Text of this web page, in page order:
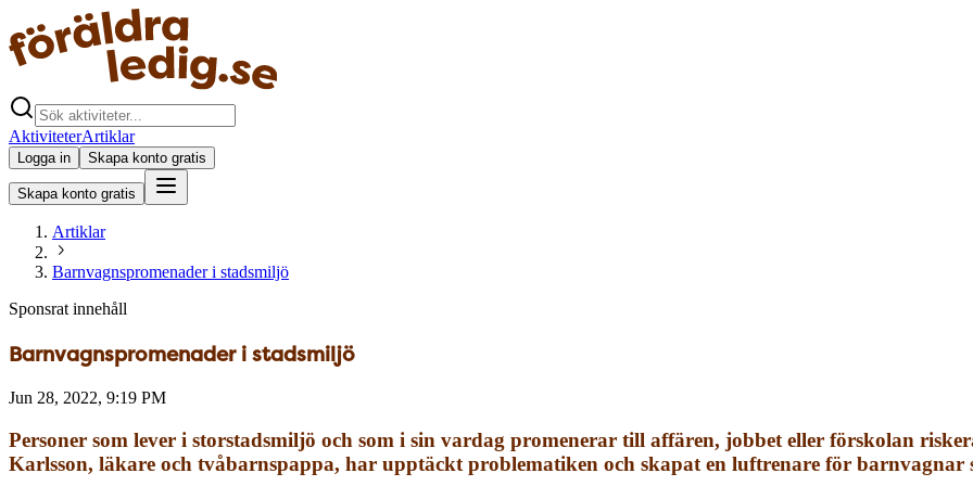
AktiviteterArtiklar
Logga in Skapa konto gratis
Skapa konto gratis
Artiklar
Barnvagnspromenader i stadsmiljö
Sponsrat innehåll
Barnvagnspromenader i stadsmiljö
Jun 28, 2022, 9:19 PM
Personer som lever i storstadsmiljö och som i sin vardag promenerar till affären, jobbet eller förskolan
Karlsson, läkare och tvåbarnspappa, har upptäckt problematiken och skapat en luftrenare för barnvagnar